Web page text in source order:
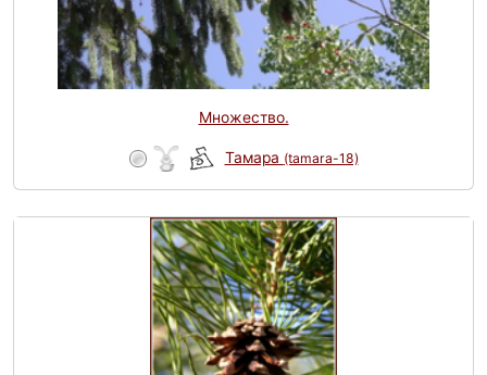
Множество.
Тамара (tamara-18)